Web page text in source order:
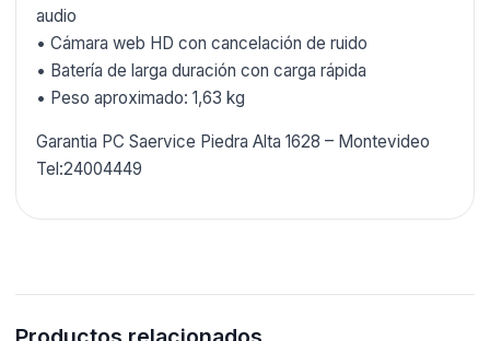
audio
• Cámara web HD con cancelación de ruido
• Batería de larga duración con carga rápida
• Peso aproximado: 1,63 kg
Garantia PC Saervice Piedra Alta 1628 – Montevideo
Tel:24004449